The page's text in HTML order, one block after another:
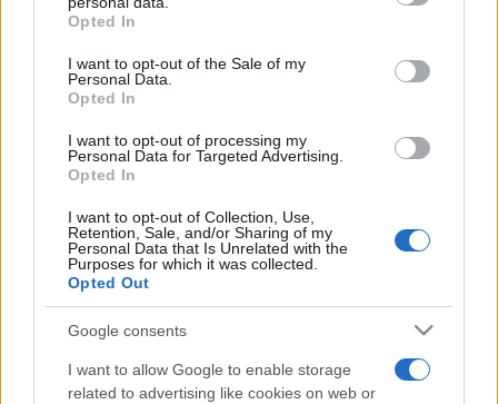
grant or deny consent to Google and its third-party tags to
use your data for below specified purposes in below Google
consent section.
Opted In
I want to opt-out of the Sale of my
Personal Data.
Opted In
I want to opt-out of processing my
Personal Data for Targeted Advertising.
Opted In
I want to opt-out of Collection, Use,
Retention, Sale, and/or Sharing of my
Personal Data that Is Unrelated with the
Purposes for which it was collected.
Opted Out
Google consents
I want to allow Google to enable storage
related to advertising like cookies on web or
(Brecht-Weill: Koldusopera), Ficsúr (Molnár Ferenc: Liliom),
mint 60 film- és tévészerepben nyújtott felejthetetlen
alakítást. Legnagyobb sikere a Jumurdzsák volt az 1968-ban
bemutatott Egri csillagokban, de játszott a Valahol
Európában, A csodacsatár, A tettes ismeretlen, a Ripacsok
szólalt meg például Máris szomszéd is a Mézga családban.
Fanyar humora széles körben ismerté tette. Kabaré-
előadásaiban egy általa kitalált figurával, Gugyerák
Alalyossal hódított. Az együgyű, csetlő-botló kisember, aki
mindenkiről megmondja a véleményét osztatlan sikert